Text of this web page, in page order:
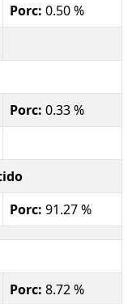
Porc: 0.50 %
Porc: 0.33 %
Porc: 91.27 %
Porc: 8.72 %